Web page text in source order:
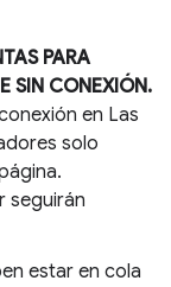
PARA
SIN CONEXIÓN.
en Las
solo
seguirán
estar en cola